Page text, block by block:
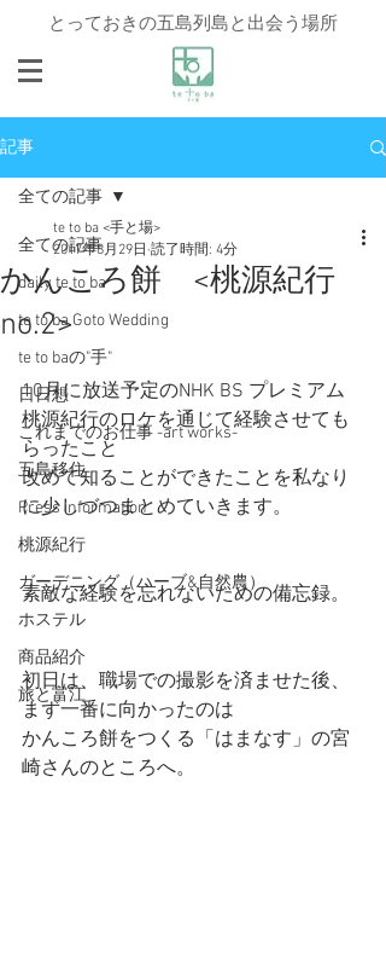
とっておきの五島列島と出会う場所
記事
全ての記事
daily te to ba
te to ba Goto Wedding
te to baの"手"
日日想
これまでのお仕事 -art works-
五島移住
Press information
桃源紀行
ガーデニング（ハーブ&自然農）
ホステル
商品紹介
旅と富江
全ての記事
かんころ餅 <桃源紀行
no.2>
te to ba <手と場>
2017年8月29日 読了時間: 4分
10月に放送予定のNHK BS プレミアム
桃源紀行のロケを通じて経験させても
らったこと
改めて知ることができたことを私なり
に少しづつまとめていきます。
素敵な経験を忘れないための備忘録。
初日は、職場での撮影を済ませた後、
まず一番に向かったのは
かんころ餅をつくる「はまなす」の宮
崎さんのところへ。